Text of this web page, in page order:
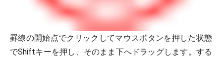
罫線の開始点でクリックしてマウスボタンを押した状態
でShiftキーを押し、そのまま下へドラッグします。する